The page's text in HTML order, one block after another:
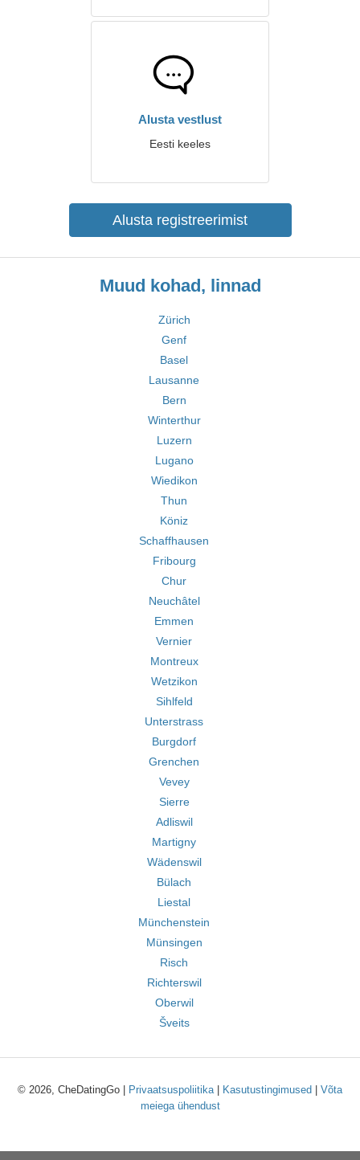
Alusta vestlust
Eesti keeles
Alusta registreerimist
Muud kohad, linnad
Zürich
Genf
Basel
Lausanne
Bern
Winterthur
Luzern
Lugano
Wiedikon
Thun
Köniz
Schaffhausen
Fribourg
Chur
Neuchâtel
Emmen
Vernier
Montreux
Wetzikon
Sihlfeld
Unterstrass
Burgdorf
Grenchen
Vevey
Sierre
Adliswil
Martigny
Wädenswil
Bülach
Liestal
Münchenstein
Münsingen
Risch
Richterswil
Oberwil
Šveits
© 2026, CheDatingGo | Privaatsuspoliitika| Kasutustingimused
Võta
meiega ühendust